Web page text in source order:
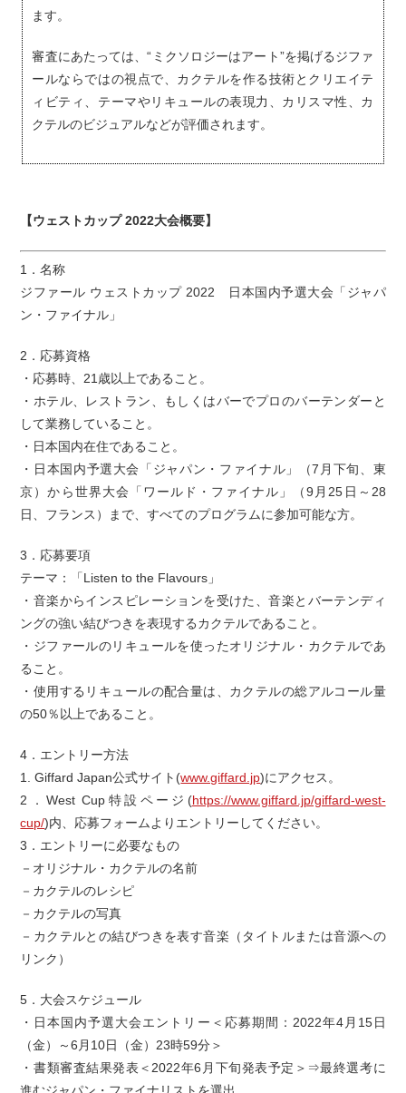
ます。
審査にあたっては、“ミクソロジーはアート”を掲げるジファ
ールならではの視点で、カクテルを作る技術とクリエイテ
ィビティ、テーマやリキュールの表現力、カリスマ性、カ
クテルのビジュアルなどが評価されます。
【ウェストカップ 2022大会概要】
1．名称
ジファール ウェストカップ 2022 日本国内予選大会「ジャパ
ン・ファイナル」
2．応募資格
・応募時、21歳以上であること。
・ホテル、レストラン、もしくはバーでプロのバーテンダーと
して業務していること。
・日本国内在住であること。
・日本国内予選大会「ジャパン・ファイナル」（7月下旬、東
京）から世界大会「ワールド・ファイナル」（9月25日～28
日、フランス）まで、すべてのプログラムに参加可能な方。
3．応募要項
テーマ：「Listen to the Flavours」
・音楽からインスピレーションを受けた、音楽とバーテンディ
ングの強い結びつきを表現するカクテルであること。
・ジファールのリキュールを使ったオリジナル・カクテルであ
ること。
・使用するリキュールの配合量は、カクテルの総アルコール量
の50％以上であること。
4．エントリー方法
1. Giffard Japan公式サイト(www.giffard.jp)にアクセス。
2．West Cup特設ページ(https://www.giffard.jp/giffard-west-
cup/)内、応募フォームよりエントリーしてください。
3．エントリーに必要なもの
－オリジナル・カクテルの名前
－カクテルのレシピ
－カクテルの写真
－カクテルとの結びつきを表す音楽（タイトルまたは音源への
リンク）
5．大会スケジュール
・日本国内予選大会エントリー＜応募期間：2022年4月15日
（金）～6月10日（金）23時59分＞
・書類審査結果発表＜2022年6月下旬発表予定＞⇒最終選考に
進むジャパン・ファイナリストを選出。